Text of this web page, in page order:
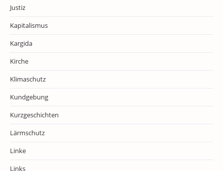
Justiz
Kapitalismus
Kargida
Kirche
Klimaschutz
Kundgebung
Kurzgeschichten
Lärmschutz
Linke
Links